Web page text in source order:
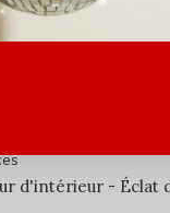
d'intérieur - Éclat